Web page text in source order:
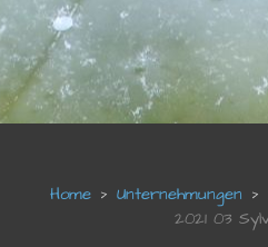
Unternehmungen
2021 03